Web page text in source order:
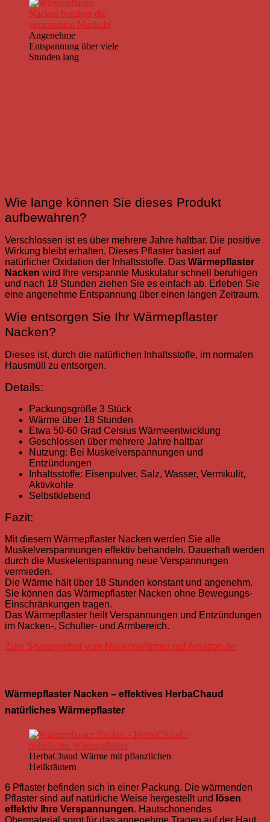
Angenehme
Entspannung über viele
Stunden lang
Wie lange können Sie dieses Produkt
aufbewahren?
Verschlossen ist es über mehrere Jahre haltbar. Die positive
Wirkung bleibt erhalten. Dieses Pflaster basiert auf
natürlicher Oxidation der Inhaltsstoffe. Das Wärmepflaster
Nacken wird Ihre verspannte Muskulatur schnell beruhigen
und nach 18 Stunden ziehen Sie es einfach ab. Erleben Sie
eine angenehme Entspannung über einen langen Zeitraum.
Wie entsorgen Sie Ihr Wärmepflaster
Nacken?
Dieses ist, durch die natürlichen Inhaltsstoffe, im normalen
Hausmüll zu entsorgen.
Details:
Packungsgröße 3 Stück
Wärme über 18 Stunden
Etwa 50-60 Grad Celsius Wärmeentwicklung
Geschlossen über mehrere Jahre haltbar
Nutzung: Bei Muskelverspannungen und
Entzündungen
Inhaltsstoffe: Eisenpulver, Salz, Wasser, Vermikulit,
Aktivkohle
Selbstklebend
Fazit:
Mit diesem Wärmepflaster Nacken werden Sie alle
Muskelverspannungen effektiv behandeln. Dauerhaft werden
durch die Muskelentspannung neue Verspannungen
vermieden.
Die Wärme hält über 18 Stunden konstant und angenehm.
Sie können das Wärmepflaster Nacken ohne Bewegungs-
Einschränkungen tragen.
Das Wärmepflaster heilt Verspannungen und Entzündungen
im Nacken-, Schulter- und Armbereich.
Zum Sparangebot vom Nackenwärmer auf Amazon.de
Wärmepflaster Nacken – effektives HerbaChaud
natürliches Wärmepflaster
HerbaChaud Wärme mit pflanzlichen
Heilkräutern
6 Pflaster befinden sich in einer Packung. Die wärmenden
Pflaster sind auf natürliche Weise hergestellt und lösen
effektiv Ihre Verspannungen. Hautschonendes
Obermaterial sorgt für das angenehme Tragen auf der Haut.